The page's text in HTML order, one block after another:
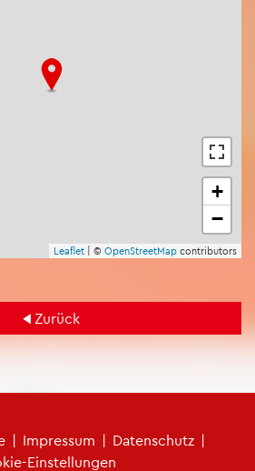
+
−
Leaf­let | © Open­Street­Map con­tri­bu­tors
Zu­rück
| Im­pres­sum | Da­ten­schutz |
Ein­stel­lun­gen